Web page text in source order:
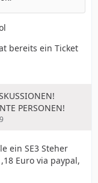
bereits ein Ticket
PERSONEN!
ein SE3 Steher
Euro via paypal,